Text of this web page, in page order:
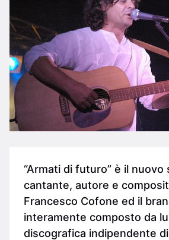
“Armati di futuro” è il nuovo
cantante, autore e
Francesco Cofone ed il
interamente composto da
discografica indipendente